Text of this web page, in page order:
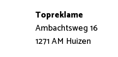
Topreklame
Ambachtsweg 16
1271 AM Huizen